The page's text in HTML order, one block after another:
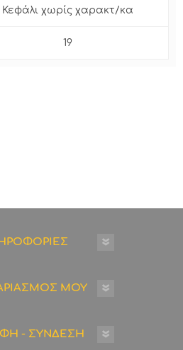
Κεφάλι χωρίς χαρακτ/κα
19
ΜΟΥ
- ΣΥΝΔΕΣΗ